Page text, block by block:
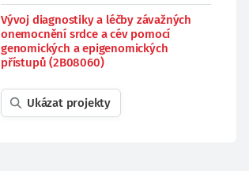
Vývoj diagnostiky a léčby závažných
onemocnění srdce a cév pomocí
genomických a epigenomických
přístupů (2B08060)
Ukázat projekty